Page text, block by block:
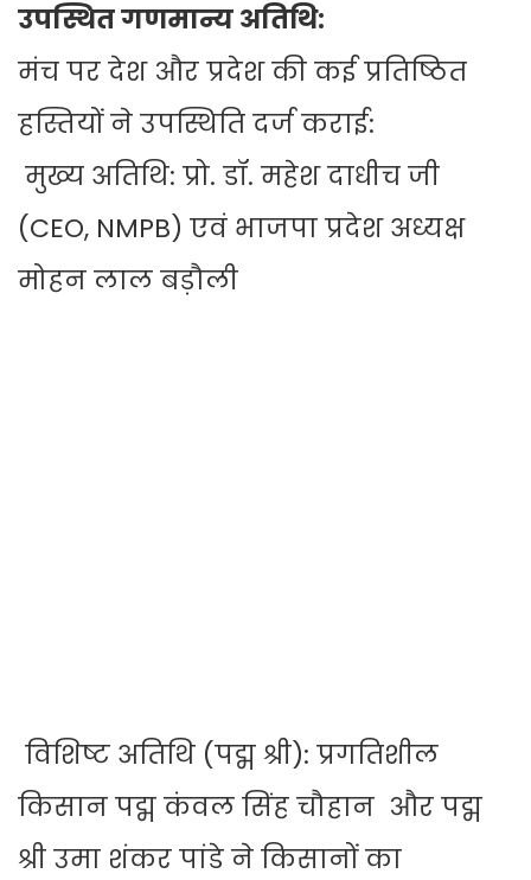
उपस्थित गणमान्य अतिथि:
मंच पर देश और प्रदेश की कई प्रतिष्ठित
हस्तियों ने उपस्थिति दर्ज कराई:
मुख्य अतिथि: प्रो. डॉ. महेश दाधीच जी
(CEO, NMPB) एवं भाजपा प्रदेश अध्यक्ष
मोहन लाल बड़ौली
विशिष्ट अतिथि (पद्म श्री): प्रगतिशील
किसान पद्म कंवल सिंह चौहान और पद्म
श्री उमा शंकर पांडे ने किसानों का